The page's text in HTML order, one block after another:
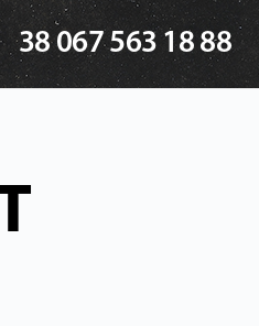
38 067 563 18 88